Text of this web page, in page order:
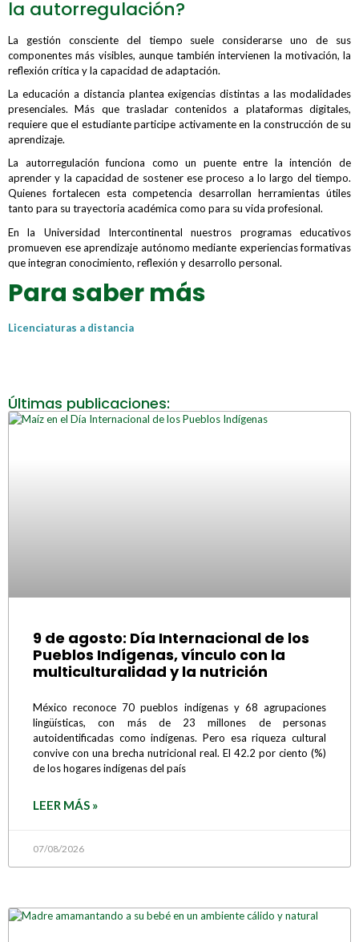
la autorregulación?
La gestión consciente del tiempo suele considerarse uno de sus
componentes más visibles, aunque también intervienen la motivación, la
reflexión crítica y la capacidad de adaptación.
La educación a distancia plantea exigencias distintas a las modalidades
presenciales. Más que trasladar contenidos a plataformas digitales,
requiere que el estudiante participe activamente en la construcción de su
aprendizaje.
La autorregulación funciona como un puente entre la intención de
aprender y la capacidad de sostener ese proceso a lo largo del tiempo.
Quienes fortalecen esta competencia desarrollan herramientas útiles
tanto para su trayectoria académica como para su vida profesional.
En la Universidad Intercontinental nuestros programas educativos
promueven ese aprendizaje autónomo mediante experiencias formativas
que integran conocimiento, reflexión y desarrollo personal.
Para saber más
Licenciaturas a distancia
Últimas publicaciones:
9 de agosto: Día Internacional de los
Pueblos Indígenas, vínculo con la
multiculturalidad y la nutrición
México reconoce 70 pueblos indígenas y 68 agrupaciones
lingüísticas, con más de 23 millones de personas
autoidentificadas como indígenas. Pero esa riqueza cultural
convive con una brecha nutricional real. El 42.2 por ciento (%)
de los hogares indígenas del país
LEER MÁS »
07/08/2026